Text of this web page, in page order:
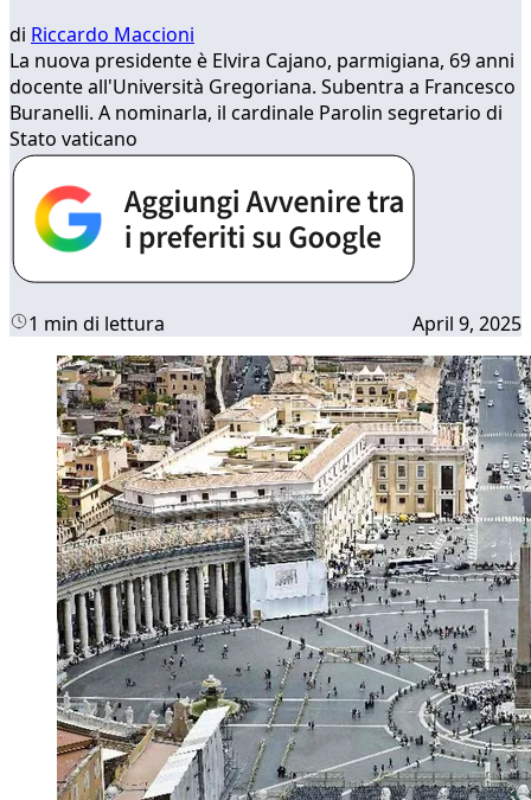
di Riccardo Maccioni
La nuova presidente è Elvira Cajano, parmigiana, 69 anni
docente all'Università Gregoriana. Subentra a Francesco
Buranelli. A nominarla, il cardinale Parolin segretario di
Stato vaticano
1 min di lettura April 9, 2025